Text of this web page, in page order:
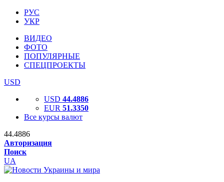
РУС
УКР
ВИДЕО
ФОТО
ПОПУЛЯРНЫЕ
СПЕЦПРОЕКТЫ
USD
USD 44.4886
EUR 51.3350
Все курсы валют
44.4886
Авторизация
Поиск
UA